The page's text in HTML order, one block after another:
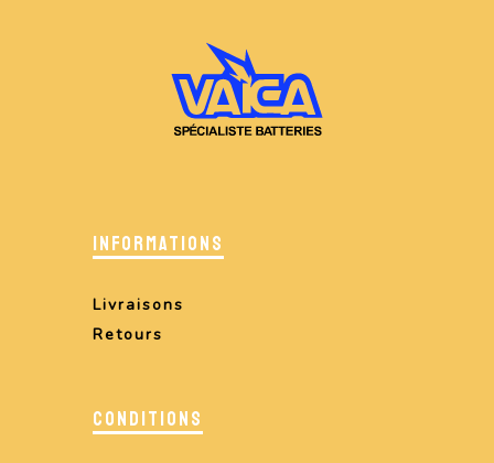
INFORMATIONS
Livraisons
Retours
CONDITIONS